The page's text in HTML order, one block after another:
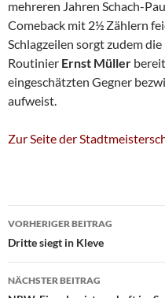
mehreren Jahren Schach-
Comeback mit 2½ Zählern
Schlagzeilen sorgt zudem
Routinier Ernst Müller
eingeschätzten Gegner
aufweist.
Zur Seite der
VORHERIGER BEITRAG
Dritte siegt in Kleve
NÄCHSTER BEITRAG